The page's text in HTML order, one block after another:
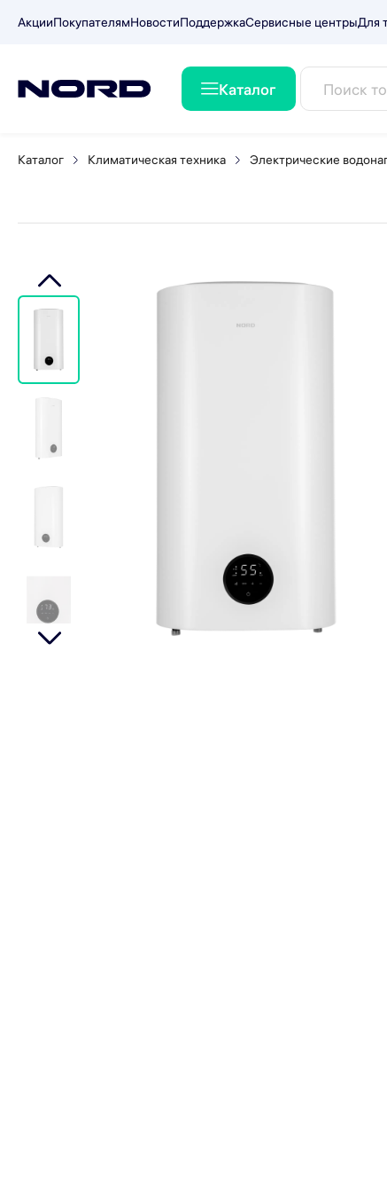
АкцииПокупателямНовостиПоддержкаСервисные центрыДля
Каталог
Каталог Климатическая техника Электрические